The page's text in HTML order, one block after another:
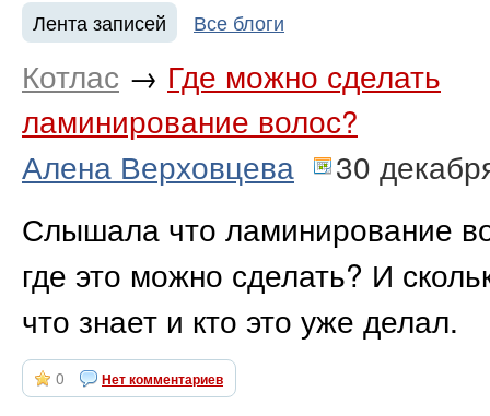
Лента записей Все блоги
Котлас → Где можно сделать
ламинирование волос?
Алена Верховцева
30
Слышала что ламинирование
где это можно сделать? И
что знает и кто это уже делал.
0 Нет комментариев